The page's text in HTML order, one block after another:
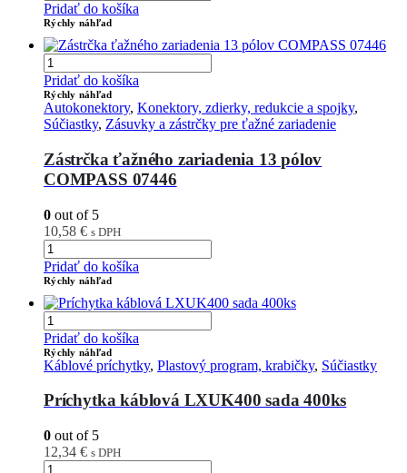
Pridať do košíka
Rýchly náhľad
Pridať do košíka
Rýchly náhľad
Autokonektory, Konektory, zdierky, redukcie a spojky,
Súčiastky, Zásuvky a zástrčky pre ťažné zariadenie
Zástrčka ťažného zariadenia 13 pólov
COMPASS 07446
0 out of 5
10,58 € s DPH
Pridať do košíka
Rýchly náhľad
Pridať do košíka
Rýchly náhľad
Káblové príchytky, Plastový program, krabičky, Súčiastky
Príchytka káblová LXUK400 sada 400ks
0 out of 5
12,34 € s DPH